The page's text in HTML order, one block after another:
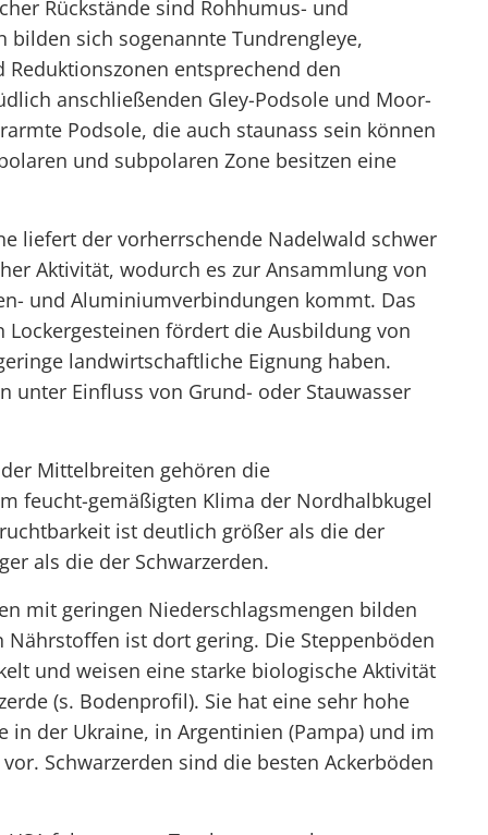
Rückstände sind Rohhumus- und
sich sogenannte Tundrengleye,
entsprechend den
anschließenden Gley-Podsole und Moor-
Podsole, die auch staunass sein können
und subpolaren Zone besitzen eine
liefert der vorherrschende Nadelwald schwer
Aktivität, wodurch es zur Ansammlung von
und Aluminiumverbindungen kommt. Das
fördert die Ausbildung von
landwirtschaftliche Eignung haben.
unter Einfluss von Grund- oder Stauwasser
Mittelbreiten gehören die
feucht-gemäßigten Klima der Nordhalbkugel
ist deutlich größer als die der
als die der Schwarzerden.
mit geringen Niederschlagsmengen bilden
Nährstoffen ist dort gering. Die Steppenböden
und weisen eine starke biologische Aktivität
(s. Bodenprofil). Sie hat eine sehr hohe
der Ukraine, in Argentinien (Pampa) und im
Schwarzerden sind die besten Ackerböden